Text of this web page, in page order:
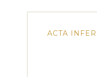
ACTA